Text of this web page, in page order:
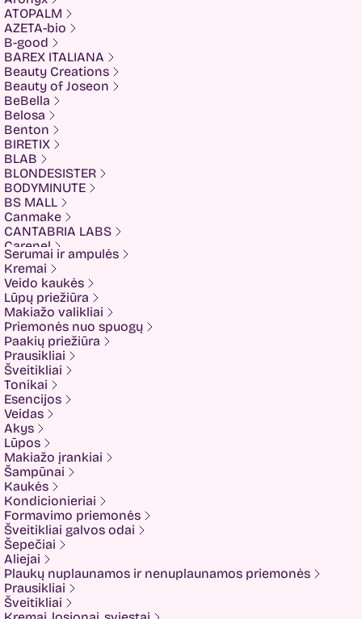
ATOPALM
AZETA-bio
B-good
BAREX ITALIANA
Beauty Creations
Beauty of Joseon
BeBella
Belosa
Benton
BIRETIX
BLAB
BLONDESISTER
BODYMINUTE
BS MALL
Canmake
CANTABRIA LABS
Carenel
CHALURE
Cherubs
Cliniccare
COSRX
COTRIL
COVEDERM
Crazy Hair
Dalton
Dear Doer
Ekseption
Elizavecca
ESFOLIO
ETUDE
Eyenlip
FaceFacts
Fariis
Fixderma
Fluff
Formal Bee
Fusion
Glow Hub
HeadShock
Hiskin
Holika holika
Imbue
Serumai ir ampulės
Kremai
Veido kaukės
Lūpų priežiūra
Makiažo valikliai
Priemonės nuo spuogų
Paakių priežiūra
Prausikliai
Šveitikliai
Tonikai
Esencijos
Veidas
Akys
Lūpos
Makiažo įrankiai
Šampūnai
Kaukės
Kondicionieriai
Formavimo priemonės
Šveitikliai galvos odai
Šepečiai
Aliejai
Plaukų nuplaunamos ir nenuplaunamos priemonės
Prausikliai
Šveitikliai